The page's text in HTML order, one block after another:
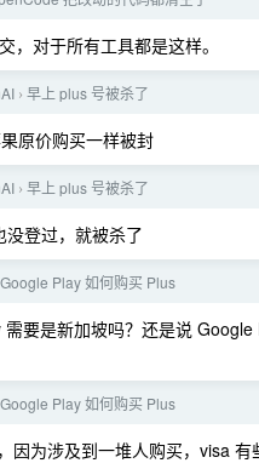
，对于所有工具都是这样。
› 早上 plus 号被杀了
原价购买一样被封
› 早上 plus 号被杀了
登过，就被杀了
Google Play 如何购买 Plus
要是新加坡吗？还是说
Google Play 如何购买 Plus
因为涉及到一堆人购买，visa 有